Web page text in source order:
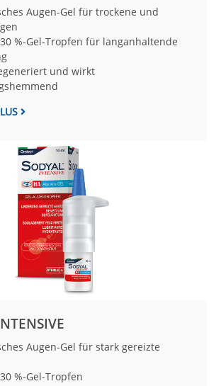
Augen-Gel für trockene und
%-Gel-Tropfen für langanhaltende
und wirkt
Augen-Gel für stark gereizte
%-Gel-Tropfen